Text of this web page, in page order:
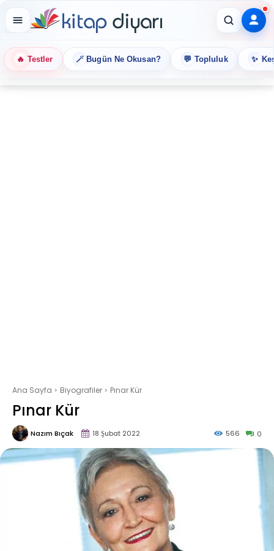
🔥 Testler 🪄 Bugün Ne Okusan? 💬 Topluluk ✨
Ana Sayfa Biyografiler Pınar Kür
Pınar Kür
Nazım Bıçak 18 Şubat 2022 0
566